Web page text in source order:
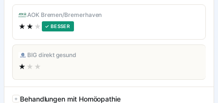
AOK Bremen/Bremerhaven
★★ ★ ✓ BESSER
BIG direkt gesund
★ ★★
Behandlungen mit Homöopathie